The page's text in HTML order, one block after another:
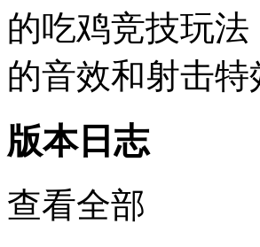
的吃鸡竞技玩
的音效和射击
版本日志
查看全部